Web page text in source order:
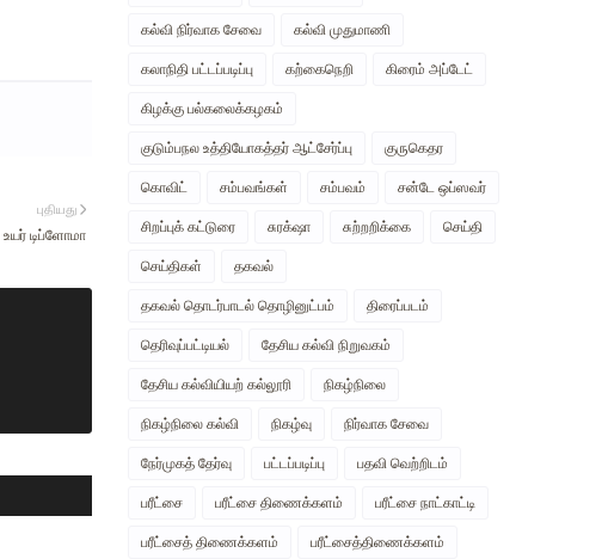
புதியது
டிப்ளோமா
கல்வி நிர்வாக சேவை கல்வி முதுமாணி
கலாநிதி பட்டப்படிப்பு கற்கைநெறி கிரைம் அப்டேட்
கிழக்கு பல்கலைக்கழகம்
குடும்பநல உத்தியோகத்தர் ஆட்சேர்ப்பு குருகெதர
கொவிட் சம்பவங்கள் சம்பவம் சன்டே ஒப்ஸவர்
சிறப்புக் கட்டுரை சுரக்‌ஷா சுற்றறிக்கை செய்தி
செய்திகள் தகவல்
தகவல் தொடர்பாடல் தொழினுட்பம் திரைப்படம்
தெரிவுப்பட்டியல் தேசிய கல்வி நிறுவகம்
தேசிய கல்வியியற் கல்லூரி நிகழ்நிலை
நிகழ்நிலை கல்வி நிகழ்வு நிர்வாக சேவை
நேர்முகத் தேர்வு பட்டப்படிப்பு பதவி வெற்றிடம்
பரீட்சை பரீட்சை திணைக்களம் பரீட்சை நாட்காட்டி
பரீட்சைத் திணைக்களம் பரீட்சைத்திணைக்களம்